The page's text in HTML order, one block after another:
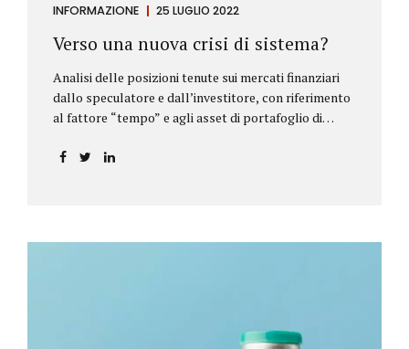
INFORMAZIONE 25 LUGLIO 2022
Verso una nuova crisi di sistema?
Analisi delle posizioni tenute sui mercati finanziari
dallo speculatore e dall’investitore, con riferimento
al fattore “tempo” e agli asset di portafoglio di
l’investitore Nelle definizioni di Wikipedia si legge:
Investitore: è colui che decide di investire il proprio
loro investimenti, mentre gli speculatori cercano...